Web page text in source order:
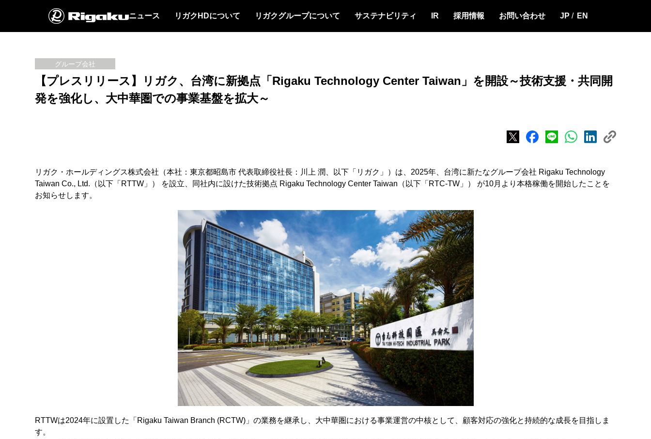
ニュース リガクHDについて リガクグループについて サステナビリティ IR 採用情報 お問い合わせ JP EN
グループ会社
【プレスリリース】リガク、台湾に新拠点「Rigaku Technology Center Taiwan」を開設～技術支援・共同開
発を強化し、大中華圏での事業基盤を拡大～
リガク・ホールディングス株式会社（本社：東京都昭島市 代表取締役社長：川上 潤、以下「リガク」）は、2025年、台湾に新たなグループ会社 Rigaku Technology
Taiwan Co., Ltd.（以下「RTTW」） を設立、同社内に設けた技術拠点 Rigaku Technology Center Taiwan（以下「RTC-TW」） が10月より本格稼働を開始したことを
お知らせします。
RTTWは2024年に設置した「Rigaku Taiwan Branch (RCTW)」の業務を継承し、大中華圏における事業運営の中核として、顧客対応の強化と持続的な成長を目指しま
す。